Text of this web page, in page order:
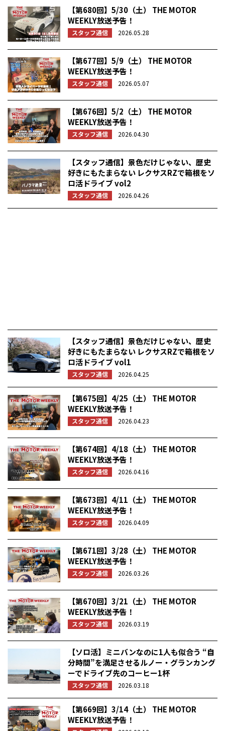
【第680回】5/30（土） THE MOTOR
WEEKLY放送予告！
スタッフ通信 2026.05.28
【第677回】5/9（土） THE MOTOR
WEEKLY放送予告！
スタッフ通信 2026.05.07
【第676回】5/2（土） THE MOTOR
WEEKLY放送予告！
スタッフ通信 2026.04.30
【スタッフ通信】景色だけじゃない、歴史
好きにもたまらない レクサスRZで箱根をソ
ロ活ドライブ vol2
スタッフ通信 2026.04.26
【スタッフ通信】景色だけじゃない、歴史
好きにもたまらない レクサスRZで箱根をソ
ロ活ドライブ vol1
スタッフ通信 2026.04.25
【第675回】4/25（土） THE MOTOR
WEEKLY放送予告！
スタッフ通信 2026.04.23
【第674回】4/18（土） THE MOTOR
WEEKLY放送予告！
スタッフ通信 2026.04.16
【第673回】4/11（土） THE MOTOR
WEEKLY放送予告！
スタッフ通信 2026.04.09
【第671回】3/28（土） THE MOTOR
WEEKLY放送予告！
スタッフ通信 2026.03.26
【第670回】3/21（土） THE MOTOR
WEEKLY放送予告！
スタッフ通信 2026.03.19
【ソロ活】ミニバンなのに1人も似合う “自
分時間”を満足させるルノー・グランカング
ーでドライブ先のコーヒー1杯
スタッフ通信 2026.03.18
【第669回】3/14（土） THE MOTOR
WEEKLY放送予告！